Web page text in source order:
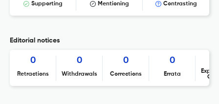
Supporting Mentioning Contrasting
Editorial notices
0
Retractions
0
Withdrawals
0
Corrections
0
Errata